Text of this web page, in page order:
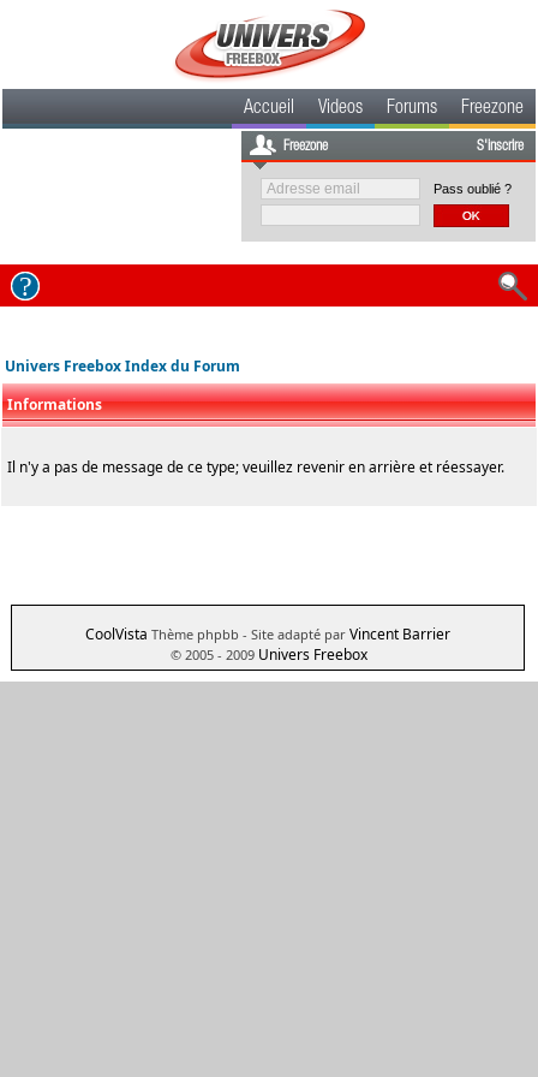
Accueil Videos Forums Freezone
Freezone S'inscrire
Pass oublié ?
Univers Freebox Index du Forum
Informations
Il n'y a pas de message de ce type; veuillez revenir en arrière et réessayer.
CoolVista Thème phpbb - Site adapté par Vincent Barrier
© 2005 - 2009 Univers Freebox